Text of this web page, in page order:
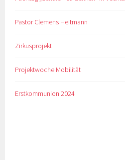
Pastor Clemens Heitmann
Zirkusprojekt
Projektwoche Mobilität
Erstkommunion 2024